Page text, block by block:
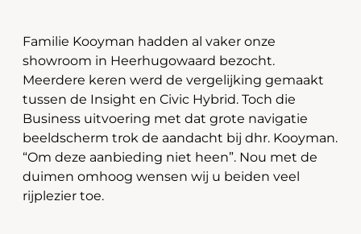
Familie Kooyman hadden al vaker onze
showroom in Heerhugowaard bezocht.
Meerdere keren werd de vergelijking gemaakt
tussen de Insight en Civic Hybrid. Toch die
Business uitvoering met dat grote navigatie
beeldscherm trok de aandacht bij dhr. Kooyman.
“Om deze aanbieding niet heen”. Nou met de
duimen omhoog wensen wij u beiden veel
rijplezier toe.